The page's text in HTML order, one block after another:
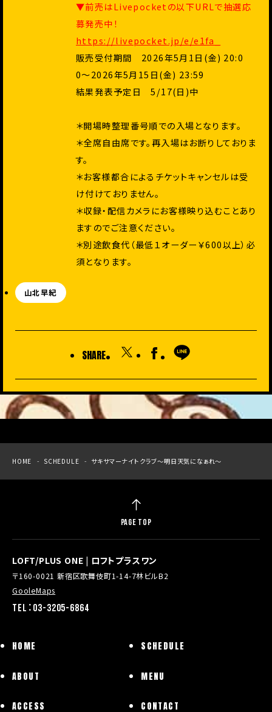
▼前売はLivepocketの以下URLで抽選応
募発売中！
https://livepocket.jp/e/e1fa_
販売受付期間 2026年5月1日(金) 20:0
0〜2026年5月15日(金) 23:59
結果発表予定日 5/17(日)中
＊開場時整理番号順での入場となります。
＊全席自由席です。再入場はお断りしておりま
す。
＊お客様都合によるチケットキャンセルは受
け付けておりません。
＊収録・配信カメラにお客様映り込むことあり
ますのでご注意ください。
＊別途飲食代（最低１オーダー￥600以上）必
須となります。
山北早紀
SHARE
HOME SCHEDULE サキサマーナイトクラブ〜明日天気になぁれ〜
LOFT/PLUS ONE | ロフトプラスワン
〒160-0021 新宿区歌舞伎町1-14-7林ビルB2
GooleMaps
TEL：03-3205-6864
HOME SCHEDULE
ABOUT MENU
ACCESS CONTACT
PAGE TOP